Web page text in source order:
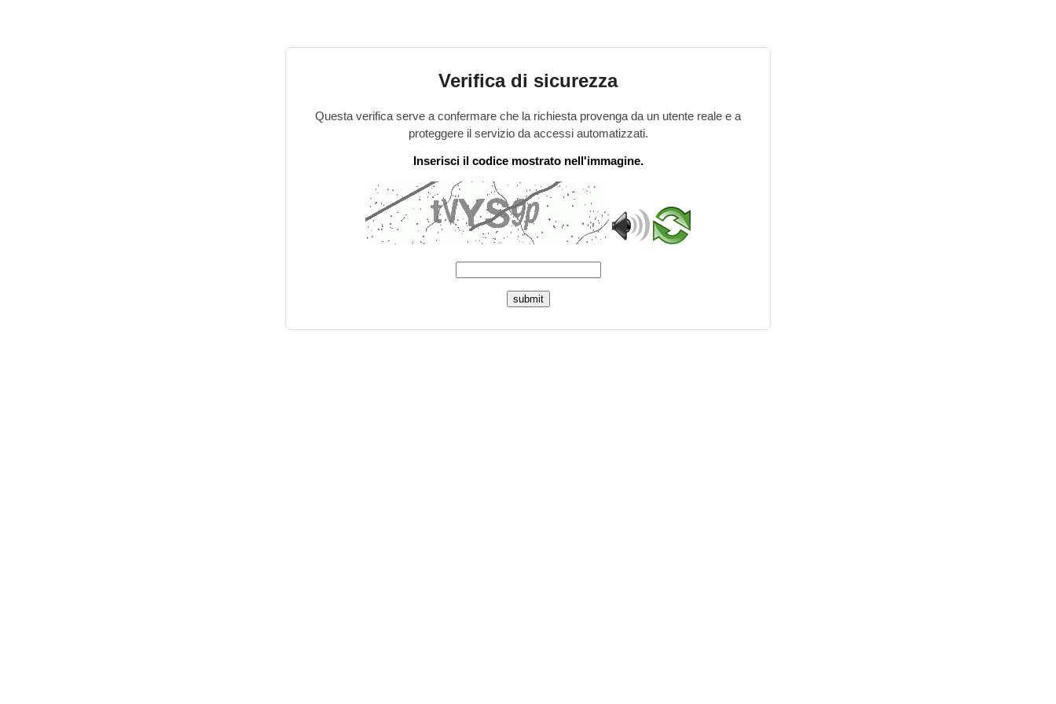
Verifica di sicurezza
Questa verifica serve a confermare che la richiesta provenga da un utente reale e a
proteggere il servizio da accessi automatizzati.
Inserisci il codice mostrato nell'immagine.
submit